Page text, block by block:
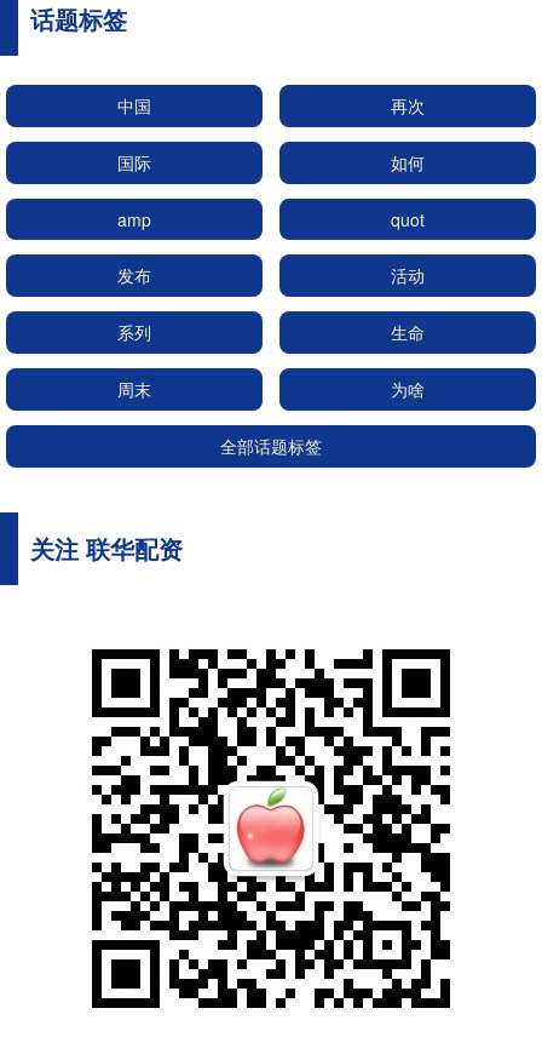
话题标签
中国 再次
国际 如何
amp quot
发布 活动
系列 生命
周末 为啥
全部话题标签
关注 联华配资